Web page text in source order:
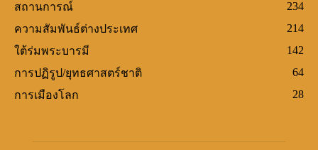
สถานการณ์
234
ความสัมพันธ์ต่างประเทศ
214
ใต้ร่มพระบารมี
142
การปฏิรูป/ยุทธศาสตร์ชาติ
64
การเมืองโลก
28